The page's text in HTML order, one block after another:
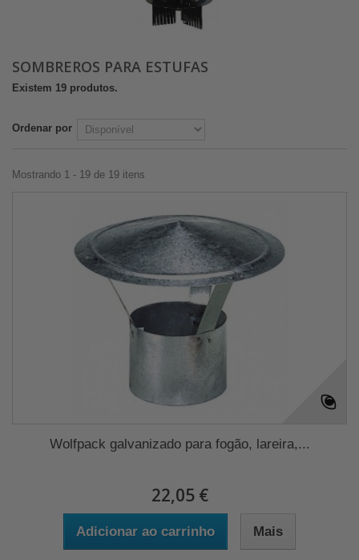
SOMBREROS PARA ESTUFAS
Existem 19 produtos.
Ordenar por
Mostrando 1 - 19 de 19 itens
Wolfpack galvanizado para fogão, lareira,...
22,05 €
Adicionar ao carrinho Mais